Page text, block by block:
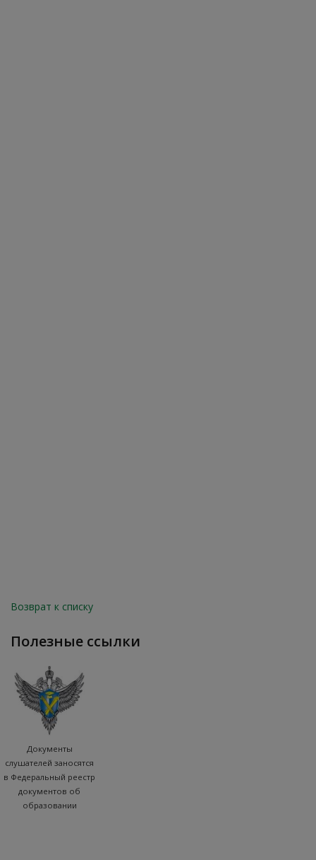
Возврат к списку
полезные ссылки
Документы
слушателей заносятся
в Федеральный реестр
документов об
образовании